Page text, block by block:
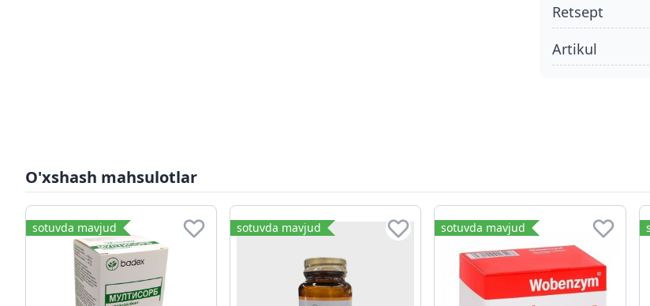
retsept
Artikul
O'xshash mahsulotlar
sotuvda mavjud sotuvda mavjud sotuvda mavjud